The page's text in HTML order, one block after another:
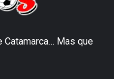
Mas que